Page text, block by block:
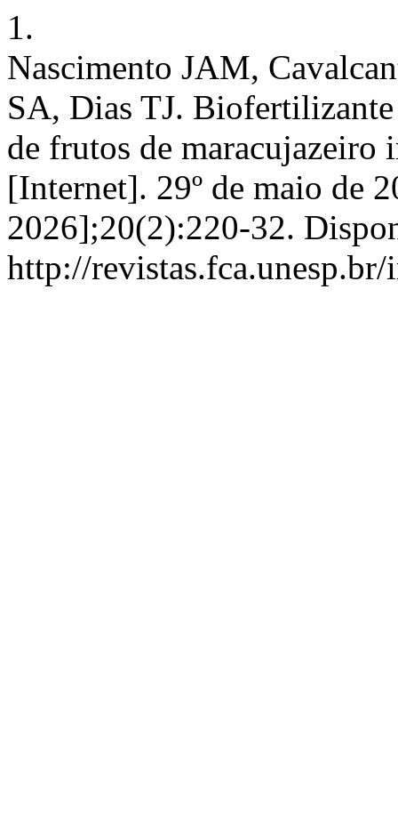
1.
Nascimento JAM,
SA, Dias TJ.
de frutos de maracujazeiro
[Internet]. 29º de maio de
2026];20(2):220-32.
http://